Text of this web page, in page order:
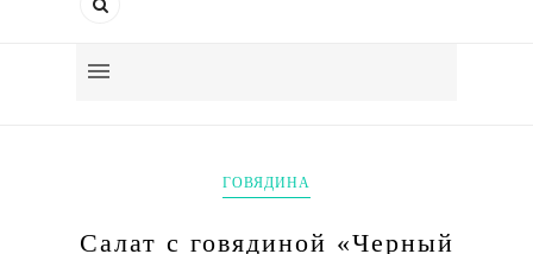
ГОВЯДИНА
Салат с говядиной «Черный